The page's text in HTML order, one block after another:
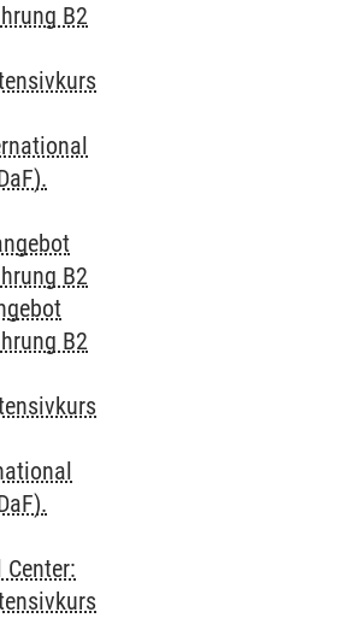
B2
B2
B2